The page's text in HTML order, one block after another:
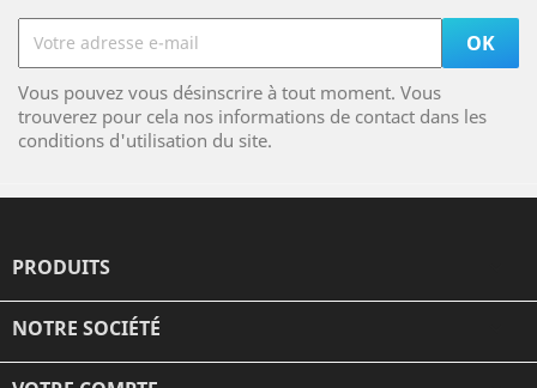
Vous pouvez vous désinscrire à tout moment. Vous
trouverez pour cela nos informations de contact dans les
conditions d'utilisation du site.
PRODUITS
NOTRE SOCIÉTÉ